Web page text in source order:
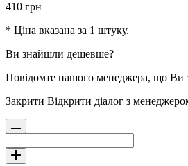
410 грн
* Ціна вказана за 1 штуку.
Ви знайшли дешевше?
Повідомте нашого менеджера, що
Закрити Відкрити діалог з